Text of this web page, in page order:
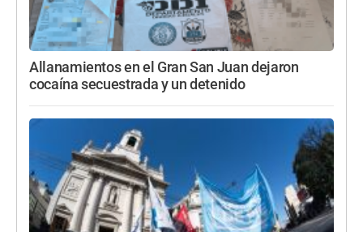
Allanamientos en el Gran San Juan dejaron
cocaína secuestrada y un detenido